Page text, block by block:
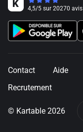
4,5/5 sur 20270 avis
Contact Aide
Recrutement
© Kartable 2026